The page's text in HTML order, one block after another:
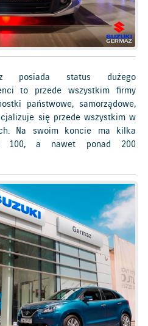
posiada status dużego
to przede wszystkim firmy
państwowe, samorządowe,
się przede wszystkim w
Na swoim koncie ma kilka
100, a nawet ponad 200